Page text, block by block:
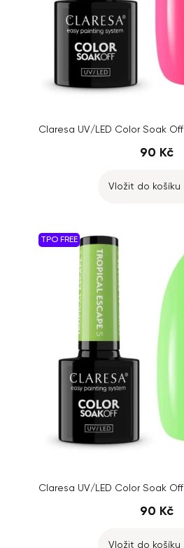
90 Kč
Vložit do košíku
TPO FREE
90 Kč
Vložit do košíku